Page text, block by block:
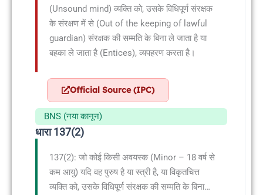
(Unsound mind) व्यक्ति को, उसके विधिपूर्ण संरक्षक
के संरक्षण में से (Out of the keeping of lawful
guardian) संरक्षक की सम्मति के बिना ले जाता है या
बहका ले जाता है (Entices), व्यपहरण करता है।
Official Source (IPC)
BNS (नया कानून)
धारा 137(2)
137(2): जो कोई किसी अवयस्क (Minor – 18 वर्ष से
कम आयु) यदि वह पुरुष है या स्त्री है, या विकृतचित्त
व्यक्ति को, उसके विधिपूर्ण संरक्षक की सम्मति के बिना…